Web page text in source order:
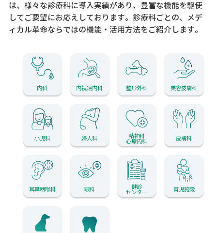
は、様々な診療科に導入実績があり、 豊富な機能を駆使
してご要望にお応えしております。 診療科ごとの、メデ
ィカル革命ならではの機能・活用方法をご紹介します。
内科 内視鏡内科 整形外科 美容皮膚科
小児科 婦人科 精神科
心療内科 皮膚科
耳鼻咽喉科 眼科 健診
センター 育児施設